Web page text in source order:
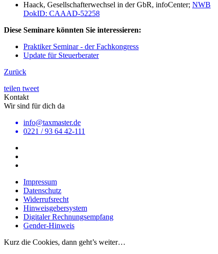
Haack, Gesellschafterwechsel in der GbR, infoCenter; NWB
DokID: CAAAD-52258
Diese Seminare könnten Sie interessieren:
Praktiker Seminar - der Fachkongress
Update für Steuerberater
Zurück
teilen tweet
Kontakt
Wir sind für dich da
info@taxmaster.de
0221 / 93 64 42-111
Impressum
Datenschutz
Widerrufsrecht
Hinweisgebersystem
Digitaler Rechnungsempfang
Gender-Hinweis
Kurz die Cookies, dann geht’s weiter…